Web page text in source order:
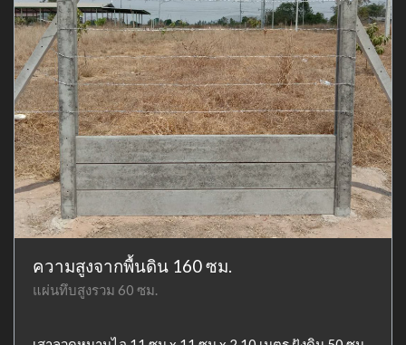
ความสูงจากพื้นดิน 160 ซม.
แผ่นทึบสูงรวม 60 ซม.